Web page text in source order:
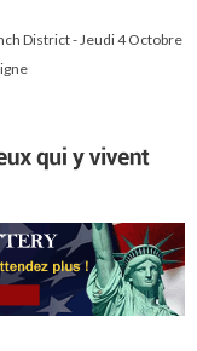
District - Jeudi 4 Octobre